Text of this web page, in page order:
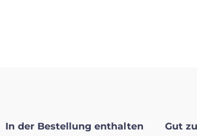
In der Bestellung enthalten Gut